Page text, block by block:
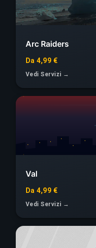
Arc Raiders
Da 4,99 €
Vedi Servizi →
Val
Da 4,99 €
Vedi Servizi →